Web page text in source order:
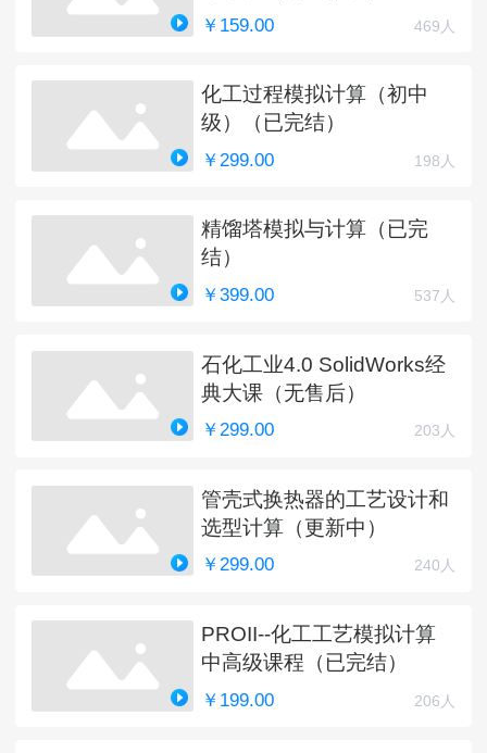
￥159.00 469人
化工过程模拟计算（初中
级）（已完结）
￥299.00 198人
精馏塔模拟与计算（已完
结）
￥399.00 537人
石化工业4.0 SolidWorks经
典大课（无售后）
￥299.00 203人
管壳式换热器的工艺设计和
选型计算（更新中）
￥299.00 240人
PROII--化工工艺模拟计算
中高级课程（已完结）
￥199.00 206人